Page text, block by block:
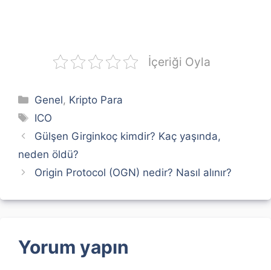
İçeriği Oyla
Kategoriler
Genel, Kripto Para
Etiketler
ICO
Gülşen Girginkoç kimdir? Kaç yaşında,
neden öldü?
Origin Protocol (OGN) nedir? Nasıl alınır?
Yorum yapın